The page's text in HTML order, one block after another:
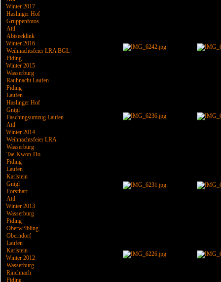
Winter 2017
Haslinger Hof
Gruppenfotos
Attl
Abtseeklink
Winter 2016
Weihnachtsfeier LRA BGL
Piding
Winter 2015
Wasserburg
Rauhnacht Laufen
Piding
Laufen
Haslinger Hof
Gnigl
Faschingsumzug Laufen
Attl
Winter 2014
Weihnachtsfeier LRA
Wasserburg
Tae-Kwon-Do
Piding
Laufen
Karlstein
Gnigl
Forsthart
Attl
Winter 2013
Wasserburg
Piding
Oberw?lbling
Oberndorf
Laufen
Karlstein
Winter 2012
Wasserburg
Rinchnach
Piding